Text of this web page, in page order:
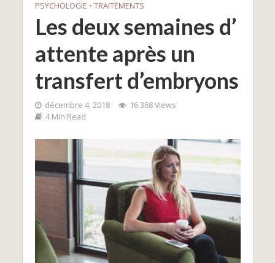
PSYCHOLOGIE • TRAITEMENTS
Les deux semaines d’
attente après un
transfert d’embryons
décembre 4, 2018
16 368 Views
4 Min Read